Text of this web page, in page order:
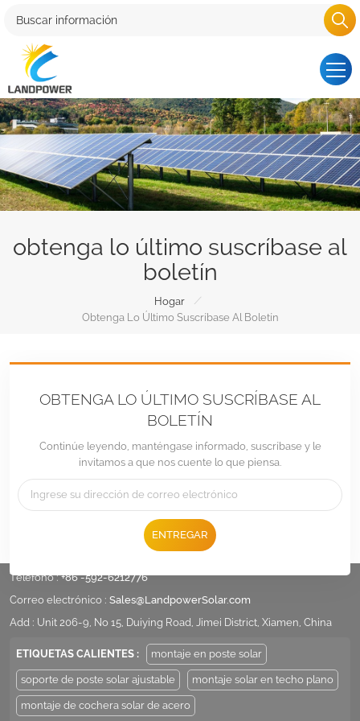
obtenga lo último suscríbase al
boletín
Hogar
/
Obtenga Lo Último Suscríbase Al Boletín
OBTENGA LO ÚLTIMO SUSCRÍBASE AL
BOLETÍN
Continúe leyendo, manténgase informado, suscríbase y le
invitamos a que nos cuente lo que piensa.
ENTREGAR
Teléfono :+86 -592-6212776
Correo electrónico : Sales@LandpowerSolar.com
Add : Unit 206-9, No 15, Duiying Road, Jimei District, Xiamen, China
ETIQUETAS CALIENTES : montaje en poste solar
soporte de poste solar ajustable montaje solar en techo plano
montaje de cochera solar de acero